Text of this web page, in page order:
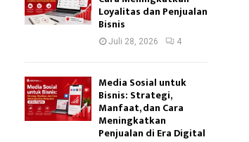
Loyalitas dan Penjualan
Bisnis
Juli 28, 2026 4
Media Sosial untuk
Bisnis: Strategi,
Manfaat, dan Cara
Meningkatkan
Penjualan di Era Digital